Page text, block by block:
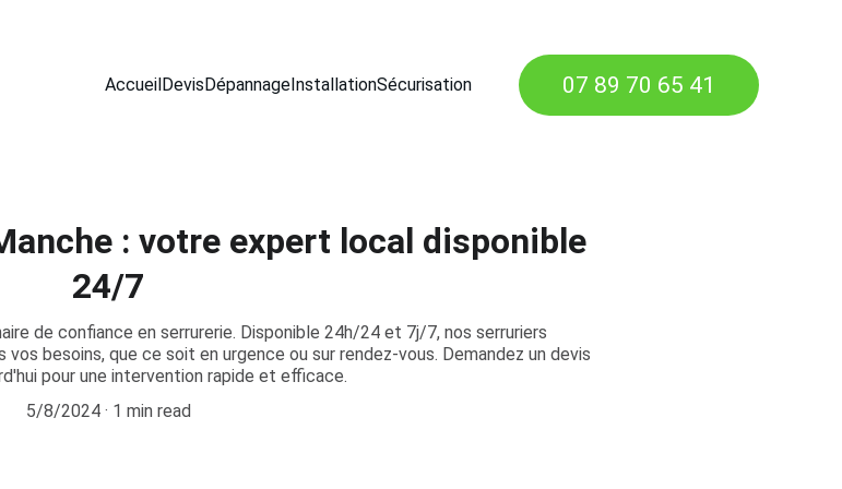
AccueilDevisDépannageInstallationSécurisation 07 89 70 65 41
: votre expert local disponible
24/7
de confiance en serrurerie. Disponible 24h/24 et 7j/7, nos serruriers
besoins, que ce soit en urgence ou sur rendez-vous. Demandez un devis
pour une intervention rapide et efficace.
5/8/2024
1 min read